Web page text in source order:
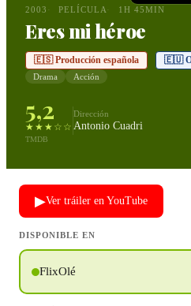
2003 PELÍCULA 1H 45MIN
Eres mi héroe
🇪🇸 Producción española 🇪🇺
Drama Acción
5,2
★★★☆☆
TMDB
Dirección
Antonio Cuadri
▶Ver tráiler en YouTube
DISPONIBLE EN
FlixOlé